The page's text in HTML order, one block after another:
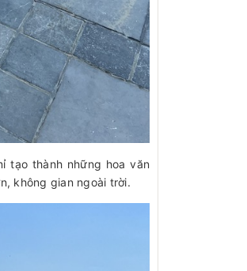
tạo thành những hoa văn
không gian ngoài trời.